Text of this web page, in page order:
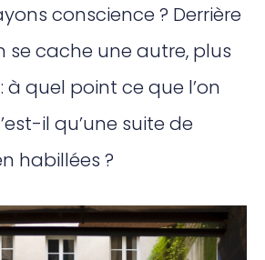
conscience ? Derrière
se cache une autre, plus
quel point ce que l’on
il qu’une suite de
habillées ?